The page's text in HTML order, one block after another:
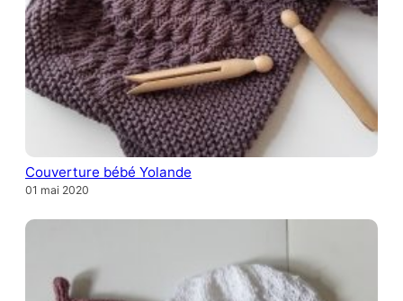
Couverture bébé Yolande
01 mai 2020